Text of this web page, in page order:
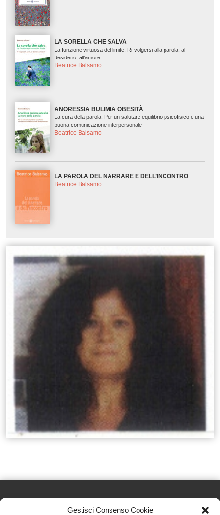
Gestisci Consenso Cookie
LA SORELLA CHE SALVA
La funzione virtuosa del limite. Ri-volgersi alla parola, al
desiderio, all’amore
Beatrice Balsamo
ANORESSIA BULIMIA OBESITÀ
La cura della parola. Per un salutare equilibrio psicofisico e una
buona comunicazione interpersonale
Beatrice Balsamo
LA PAROLA DEL NARRARE E DELL’INCONTRO
Beatrice Balsamo